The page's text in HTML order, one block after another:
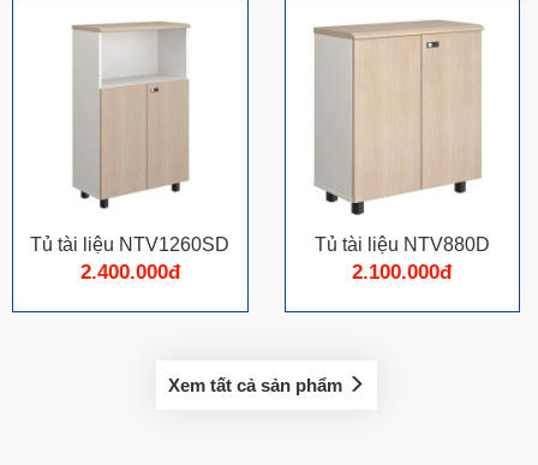
Tủ tài liệu NTV1260SD
2.400.000đ
Tủ tài liệu NTV880D
2.100.000đ
Xem tất cả sản phẩm